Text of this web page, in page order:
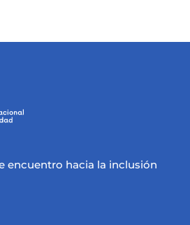
encuentro hacia la inclusión